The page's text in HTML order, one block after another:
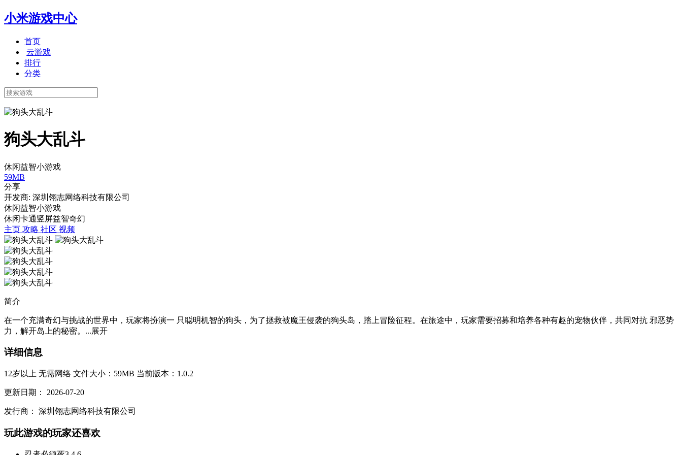
小米游戏中心
首页
云游戏
排行
分类
狗头大乱斗
休闲益智小游戏
59MB
分享
开发商: 深圳翎志网络科技有限公司
休闲益智小游戏
休闲卡通竖屏益智奇幻
主页 攻略 社区 视频
简介
在一个充满奇幻与挑战的世界中，玩家将扮演一 只聪明机智的狗头，为了拯救被魔王侵袭的狗头岛，踏上冒险征程。在旅途中，玩家需要招募和培养各种有趣的宠物伙伴，共同对抗 邪恶势
力，解开岛上的秘密。...展开
详细信息
12岁以上 无需网络 文件大小：59MB 当前版本：1.0.2
更新日期： 2026-07-20
发行商： 深圳翎志网络科技有限公司
玩此游戏的玩家还喜欢